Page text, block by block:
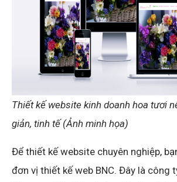
Thiết kế website kinh doanh hoa tươi
giản, tinh tế (Ảnh minh họa)
Để thiết kế website chuyên nghiệp,
đơn vị thiết kế web BNC. Đây là công